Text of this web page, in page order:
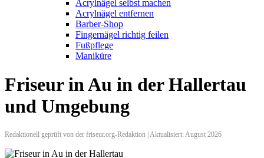
Acrylnägel selbst machen
Acrylnägel entfernen
Barber-Shop
Fingernägel richtig feilen
Fußpflege
Maniküre
Friseur in Au in der Hallertau
und Umgebung
Redaktionell geprüft von der friseur.org-Redaktion | Aktualisiert: August 2026